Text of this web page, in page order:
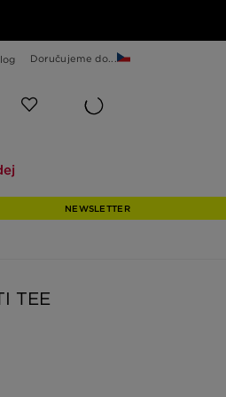
Doručujeme do...
NEWSLETTER
TEE